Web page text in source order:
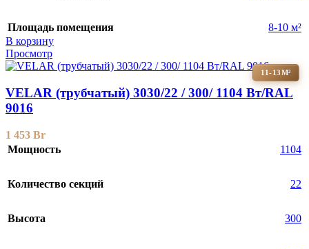
Площадь помещения
8-10 м²
В корзину
Просмотр
11-13М²
VELAR (трубчатый) 3030/22 / 300/ 1104 Bт/RAL
9016
1 453 Br
Мощность
1104
Количество секций 22
Высота 300